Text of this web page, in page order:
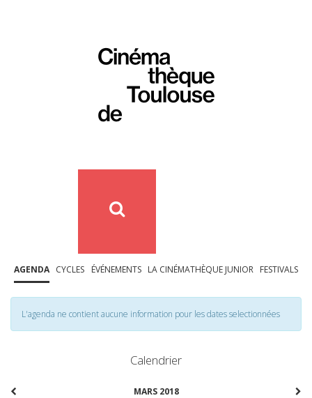
AGENDA CYCLES ÉVÉNEMENTS LA CINÉMATHÈQUE JUNIOR FESTIVALS
L'agenda ne contient aucune information pour les dates selectionnées
Calendrier
MARS 2018